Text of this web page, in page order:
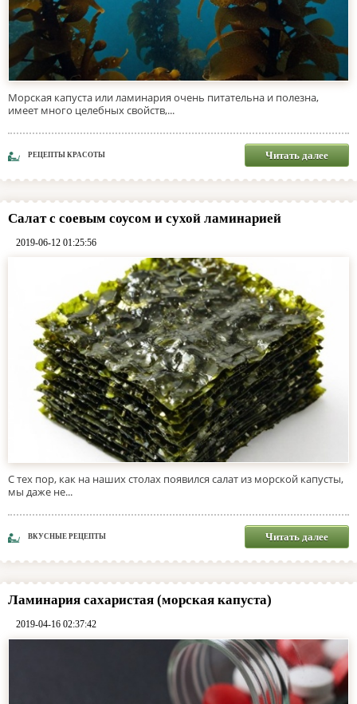
Морская капуста или ламинария очень питательна и полезна,
имеет много целебных свойств,...
РЕЦЕПТЫ КРАСОТЫ Читать далее
Салат с соевым соусом и сухой ламинарией
2019-06-12 01:25:56
С тех пор, как на наших столах появился салат из морской капусты,
мы даже не...
ВКУСНЫЕ РЕЦЕПТЫ Читать далее
Ламинария сахаристая (морская капуста)
2019-04-16 02:37:42